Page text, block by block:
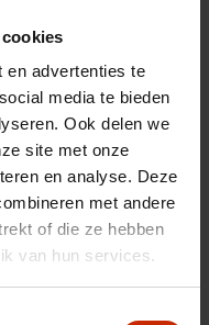
en advertenties te
media te bieden
Ook delen we
site met onze
en analyse. Deze
met andere
of die ze hebben
van hun services.
2021
kg
km
99 per kwartaal